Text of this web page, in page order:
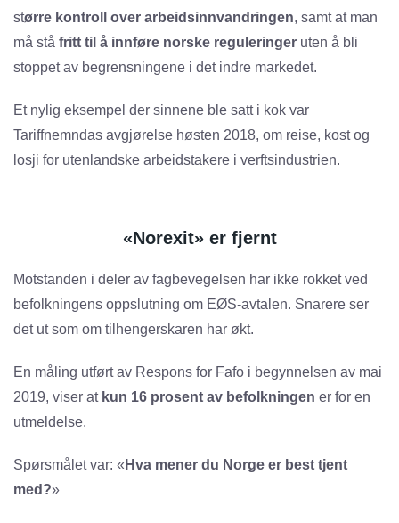
større kontroll over arbeidsinnvandringen, samt at man
må stå fritt til å innføre norske reguleringer uten å bli
stoppet av begrensningene i det indre markedet.
Et nylig eksempel der sinnene ble satt i kok var
Tariffnemndas avgjørelse høsten 2018, om reise, kost og
losji for utenlandske arbeidstakere i verftsindustrien.
«Norexit» er fjernt
Motstanden i deler av fagbevegelsen har ikke rokket ved
befolkningens oppslutning om EØS-avtalen. Snarere ser
det ut som om tilhengerskaren har økt.
En måling utført av Respons for Fafo i begynnelsen av mai
2019, viser at kun 16 prosent av befolkningen er for en
utmeldelse.
Spørsmålet var: « Hva mener du Norge er best tjent
med?»